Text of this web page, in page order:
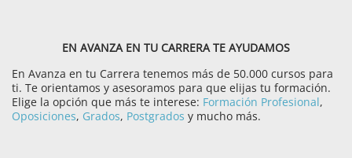
EN AVANZA EN TU CARRERA TE AYUDAMOS
En Avanza en tu Carrera tenemos más de 50.000 cursos para
ti. Te orientamos y asesoramos para que elijas tu formación.
Elige la opción que más te interese: Formación Profesional,
Oposiciones, Grados, Postgrados y mucho más.